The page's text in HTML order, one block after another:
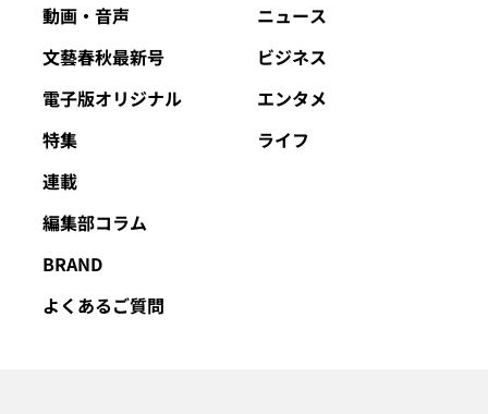
動画・音声
文藝春秋最新号
電子版オリジナル
特集
連載
編集部コラム
BRAND
よくあるご質問
ニュース
ビジネス
エンタメ
ライフ